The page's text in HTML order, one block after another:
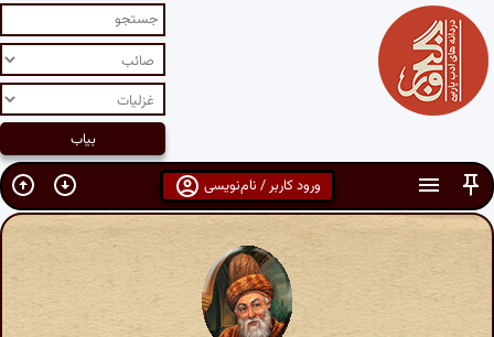
ورود کاربر / نام‌نویسی